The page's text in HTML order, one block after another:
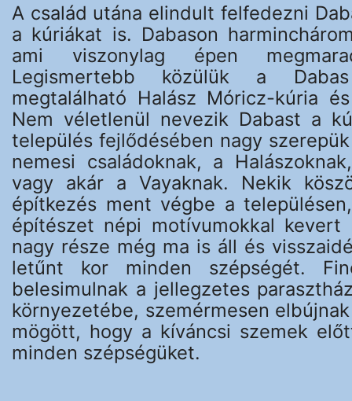
A család utána elindult felfedezni
a kúriákat is. Dabason
ami viszonylag épen
Legismertebb közülük a
megtalálható Halász Móricz-kúria
Nem véletlenül nevezik Dabast a
település fejlődésében nagy
nemesi családoknak, a
vagy akár a Vayaknak. Nekik
építkezés ment végbe a
építészet népi motívumokkal kevert
nagy része még ma is áll és
letűnt kor minden szépségét.
belesimulnak a jellegzetes
környezetébe, szemérmesen
mögött, hogy a kíváncsi szemek
minden szépségüket.